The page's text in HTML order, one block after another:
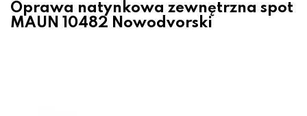
Oprawa natynkowa zewnętrzna spot
MAUN 10482 Nowodvorski